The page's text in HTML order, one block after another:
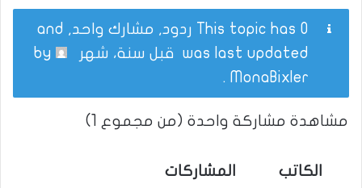
This topic has 0 ردود, مشارك واحد, and
was last updated قبل سنة، شهر
MonaBixler
.
مشاهدة مشاركة واحدة (من مجموع 1)
الكاتب المشاركات